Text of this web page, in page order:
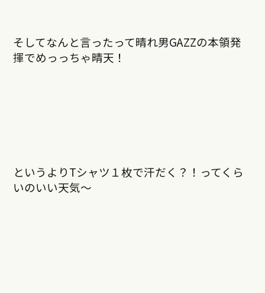
そしてなんと言ったって晴れ男GAZZの本領発
揮でめっっちゃ晴天！
というよりTシャツ１枚で汗だく？！ってくら
いのいい天気〜